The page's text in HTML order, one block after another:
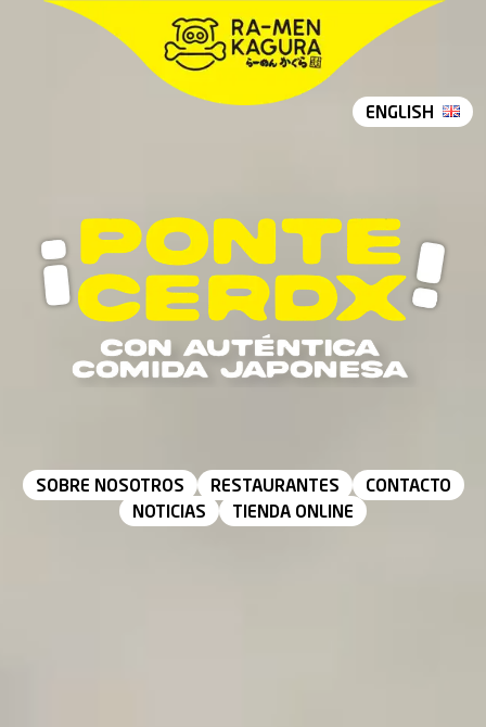
ENGLISH
SOBRE NOSOTROS RESTAURANTES
CONTACTO
NOTICIAS
TIENDA ONLINE